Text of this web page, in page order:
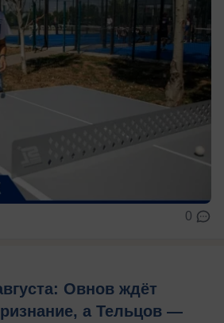
0
Овнов ждёт
а Тельцов —